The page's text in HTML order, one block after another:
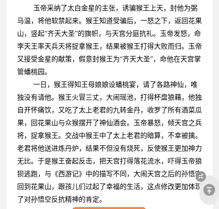
玉帝采纳了太白金星的主张，诱骗猴王上天，封他为弼
马温，将他软禁起来。猴王知道受骗后，一怒之下，返回花果
山，竖起“齐天大圣”的旗帜，与天宫分庭抗礼。玉帝发怒，命
李天王率天兵天将捉拿猴王，结果被猴王打得大败而归。玉帝
又接受金星的献策，假意封猴王为“齐天大圣”，命他在天宫掌
管蟠桃园。
一日，猴王得知王母娘娘设蟠桃宴，请了各路神仙，唯
独没有请他。猴王火冒三丈，大闹瑶池，打得杯盘狼藉，他独
自开怀痛饮，又吃了太上老君的九转金丹，收罗了所有酒菜瓜
果，回花果山与众猴摆开了神仙酒会。玉帝暴怒，倾天宫之兵
将，捉拿猴王。交战中猴王中了太上老君的暗算，不幸被擒。
老君将他送进炼丹炉，结果不但没有烧死，反使猴王更加神力
无比。于是猴王奋起反击，把天宫打得落花流水，吓得玉帝狼
狈逃跑，与《西游记》中的描写不同，大闹天宫之后的孙悟空
回到花果山，跟孩儿们过起了幸福的生活，这点修改更加体现
了对孙悟空反抗精神的肯定。